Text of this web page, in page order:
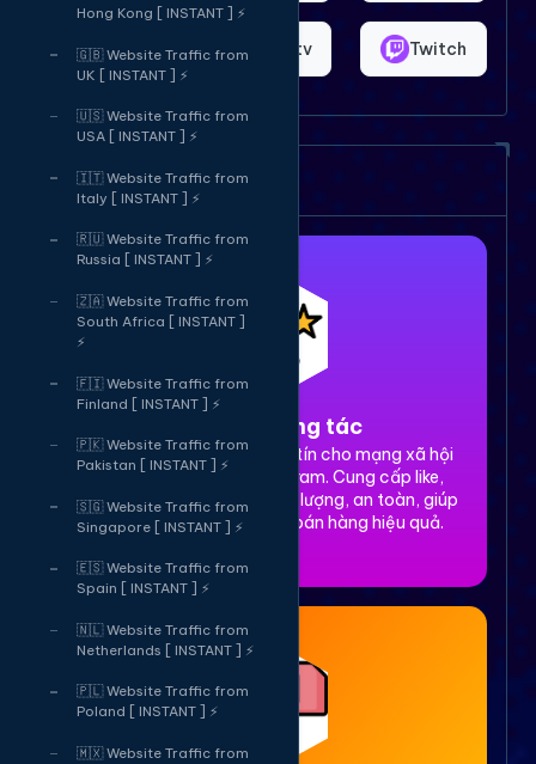
Hong Kong [ INSTANT ] ⚡
🇬🇧 Website Traffic from
UK [ INSTANT ] ⚡
🇺🇸 Website Traffic from
USA [ INSTANT ] ⚡
🇮🇹 Website Traffic from
Italy [ INSTANT ] ⚡
🇷🇺 Website Traffic from
Russia [ INSTANT ] ⚡
🇿🇦 Website Traffic from
South Africa [ INSTANT ]
⚡
🇫🇮 Website Traffic from
Finland [ INSTANT ] ⚡
🇵🇰 Website Traffic from
Pakistan [ INSTANT ] ⚡
🇸🇬 Website Traffic from
Singapore [ INSTANT ] ⚡
🇪🇸 Website Traffic from
Spain [ INSTANT ] ⚡
🇳🇱 Website Traffic from
Netherlands [ INSTANT ] ⚡
🇵🇱 Website Traffic from
Poland [ INSTANT ] ⚡
🇲🇽 Website Traffic from
Shopee Bigo.tv Twitch
Dịch vụ của chúng tôi
1. Tăng tương tác
Dịch vụ tăng tương tác uy tín cho mạng xã hội
Facebook, TikTok, Instagram. Cung cấp like,
share, comment, view chất lượng, an toàn, giúp
xây dựng thương hiệu và bán hàng hiệu quả.